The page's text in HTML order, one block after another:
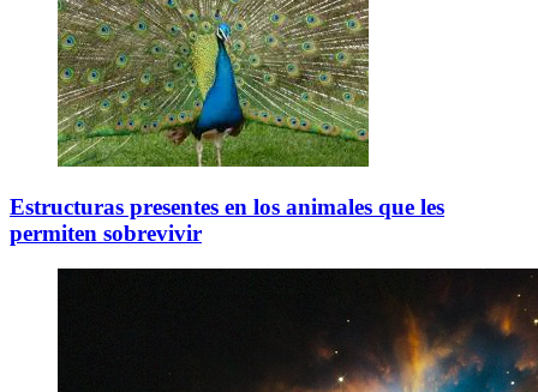
Estructuras presentes en los animales que les
permiten sobrevivir